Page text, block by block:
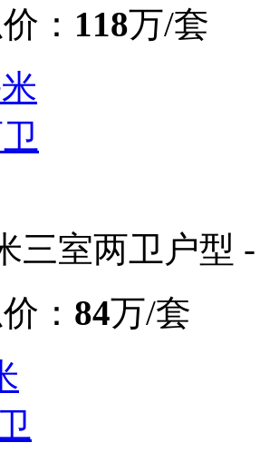
： 118万/套
三室两卫户型
： 84万/套